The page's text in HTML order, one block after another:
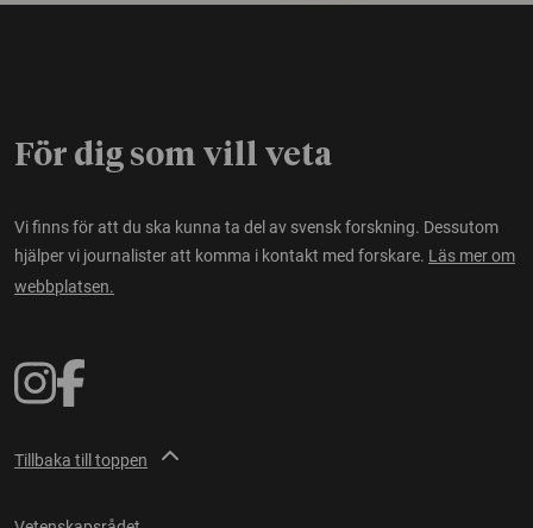
För dig som vill veta
Vi finns för att du ska kunna ta del av svensk forskning. Dessutom
hjälper vi journalister att komma i kontakt med forskare. Läs mer om
webbplatsen.
Tillbaka till toppen